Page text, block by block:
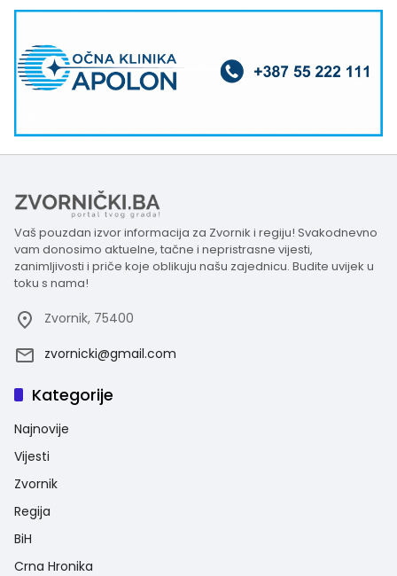
Vaš pouzdan izvor informacija za Zvornik i regiju! Svakodnevno
vam donosimo aktuelne, tačne i nepristrasne vijesti,
zanimljivosti i priče koje oblikuju našu zajednicu. Budite uvijek u
toku s nama!
Zvornik, 75400
zvornicki@gmail.com
Kategorije
Najnovije
Vijesti
Zvornik
Regija
BiH
Crna Hronika